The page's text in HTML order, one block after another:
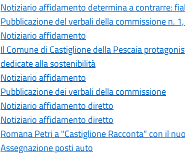
Notiziario affidamento determina a contrarre:
Pubblicazione del verbali della commissione n.
Notiziario affidamento
Il Comune di Castiglione della Pescaia
dedicate alla sostenibilità
Notiziario affidamento
Pubblicazione dei verbali della commissione
Notiziario affidamento diretto
Notiziario affidamento diretto
Romana Petri a "Castiglione Racconta" con il
Assegnazione posti auto